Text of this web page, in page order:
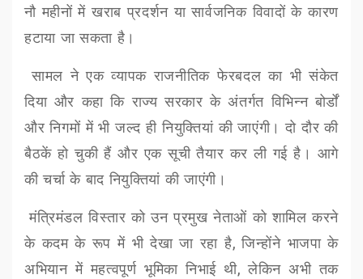
नौ महीनों में खराब प्रदर्शन या सार्वजनिक विवादों के कारण
हटाया जा सकता है।
सामल ने एक व्यापक राजनीतिक फेरबदल का भी संकेत
दिया और कहा कि राज्य सरकार के अंतर्गत विभिन्न बोर्डों
और निगमों में भी जल्द ही नियुक्तियां की जाएंगी। दो दौर की
बैठकें हो चुकी हैं और एक सूची तैयार कर ली गई है। आगे
की चर्चा के बाद नियुक्तियां की जाएंगी।
मंत्रिमंडल विस्तार को उन प्रमुख नेताओं को शामिल करने
के कदम के रूप में भी देखा जा रहा है,जिन्होंने भाजपा के
अभियान में महत्वपूर्ण भूमिका निभाई थी,लेकिन अभी तक